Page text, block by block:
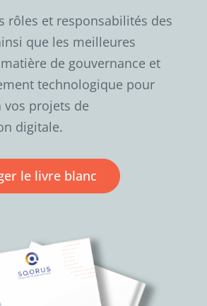
rôles et responsabilités des
que les meilleures
de gouvernance et
technologique pour
vos projets de
digitale.
le livre blanc